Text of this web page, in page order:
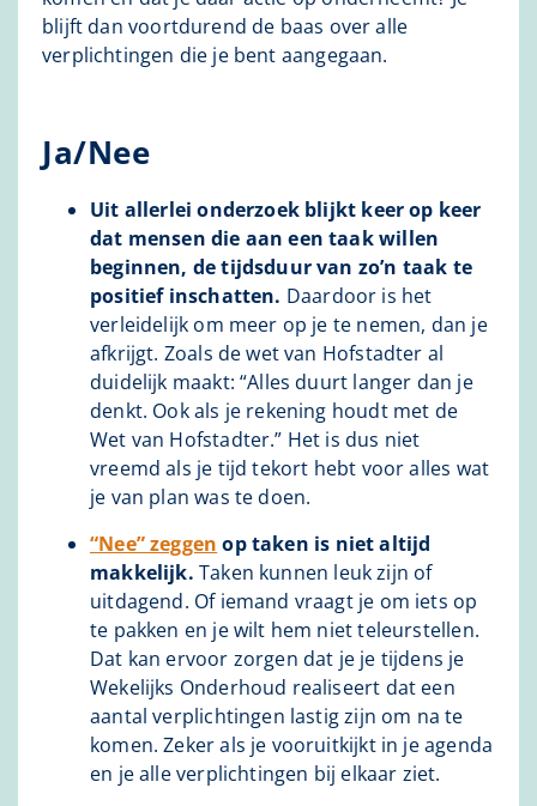
blijft dan voortdurend de baas over alle
verplichtingen die je bent aangegaan.
Ja/Nee
Uit allerlei onderzoek blijkt keer op keer
dat mensen die aan een taak willen
beginnen, de tijdsduur van zo’n taak te
positief inschatten. Daardoor is het
verleidelijk om meer op je te nemen, dan je
afkrijgt. Zoals de wet van Hofstadter al
duidelijk maakt: “Alles duurt langer dan je
denkt. Ook als je rekening houdt met de
Wet van Hofstadter.” Het is dus niet
vreemd als je tijd tekort hebt voor alles wat
je van plan was te doen.
“Nee” zeggen op taken is niet altijd
makkelijk. Taken kunnen leuk zijn of
uitdagend. Of iemand vraagt je om iets op
te pakken en je wilt hem niet teleurstellen.
Dat kan ervoor zorgen dat je je tijdens je
Wekelijks Onderhoud realiseert dat een
aantal verplichtingen lastig zijn om na te
komen. Zeker als je vooruitkijkt in je agenda
en je alle verplichtingen bij elkaar ziet.